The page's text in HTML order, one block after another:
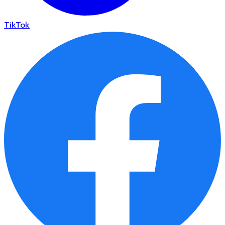
TikTok